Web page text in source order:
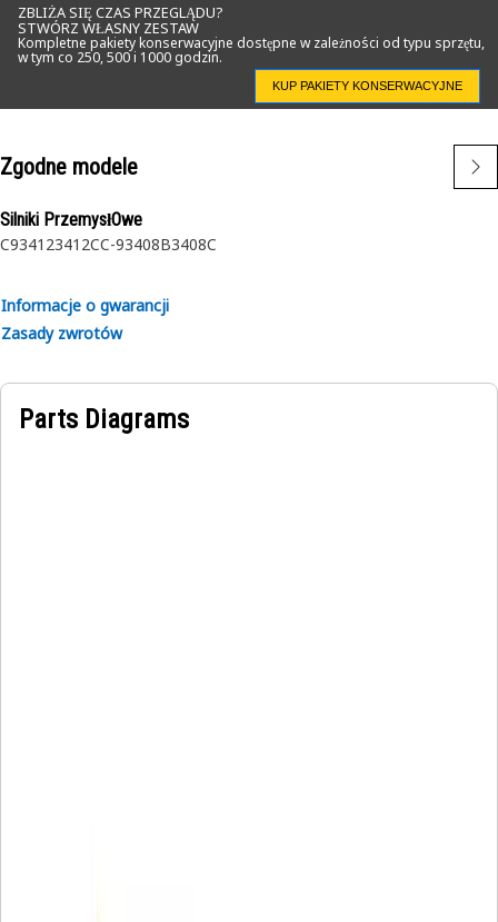
ZBLIŻA SIĘ CZAS PRZEGLĄDU?
STWÓRZ WŁASNY ZESTAW
Kompletne pakiety konserwacyjne dostępne w zależności od typu sprzętu,
w tym co 250, 500 i 1000 godzin.
KUP PAKIETY KONSERWACYJNE
Zgodne modele
Silniki PrzemysłOwe
C934123412CC-93408B3408C
Informacje o gwarancji
Zasady zwrotów
Parts Diagrams